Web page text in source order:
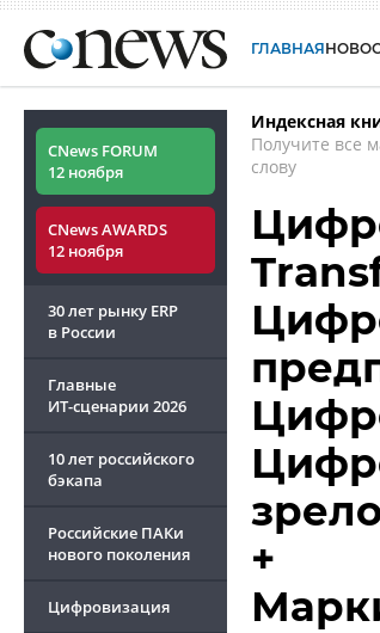
ГЛАВНАЯ
CNews FORUM
12 ноября
CNews AWARDS
12 ноября
30 лет рынку ERP
в России
Главные
ИТ-сценарии 2026
10 лет российского
бэкапа
Российские ПАКи
нового поколения
Цифровизация
Индексная
Получите все
слову
+